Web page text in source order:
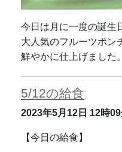
今日は月に一度の誕生
大人気のフルーツポン
鮮やかに仕上げました。
5/12の給食
2023年5月12日 12時
【今日の給食】